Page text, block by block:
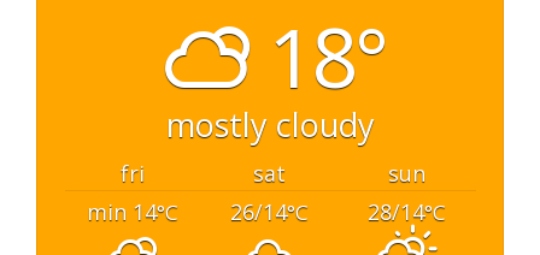
18°
mostly cloudy
fri sat
sun
min 14°C 26/14°C 28/14°C